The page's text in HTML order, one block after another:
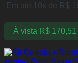
Em até 10x de R$
À vista R$170,51